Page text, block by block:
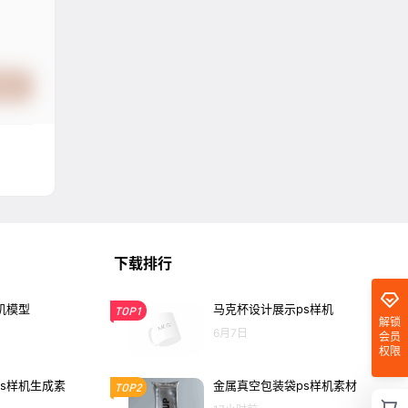
解锁
会员
权限
模型
样机生成素
下载排行
TOP1 马克杯设计展示ps样机
6月7日
TOP2 金属真空包装袋ps样机素材